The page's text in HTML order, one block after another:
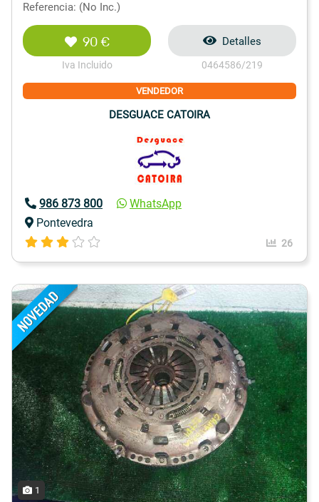
Referencia: (No Inc.)
90 €
Iva Incluido
Detalles
0464586/219
VENDEDOR
DESGUACE CATOIRA
986 873 800
WhatsApp
Pontevedra
26
1